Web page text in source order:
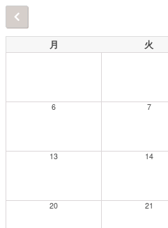
月 火
6 7
13 14
20 21